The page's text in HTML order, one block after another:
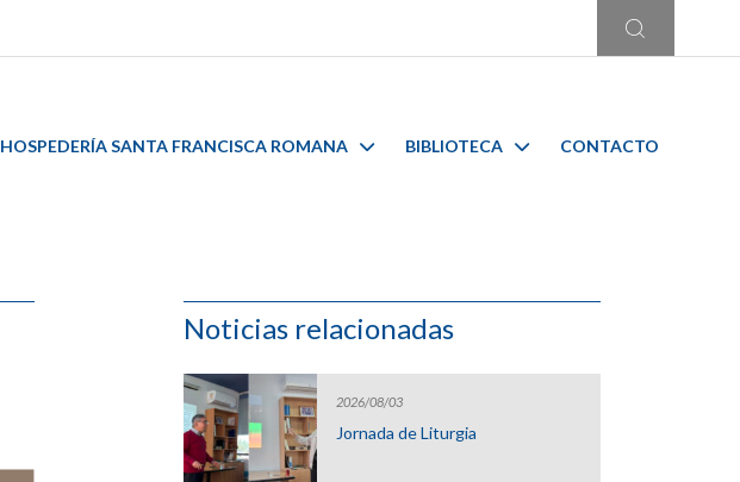
HOSPEDERÍA SANTA FRANCISCA ROMANA BIBLIOTECA CONTACTO
Noticias relacionadas
2026/08/03
Jornada de Liturgia